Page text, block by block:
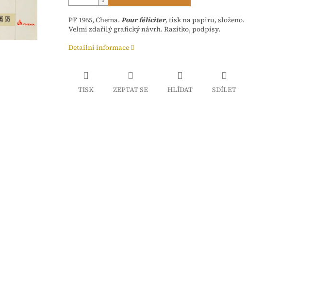
PF 1965, Chema. Pour féliciter,tisk na papiru, složeno.
Velmi zdařilý grafický návrh. Razítko, podpisy.
Detailní informace
TISK ZEPTAT SE HLÍDAT SDÍLET